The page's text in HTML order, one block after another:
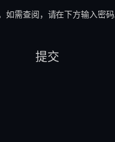
如需查阅，请在下方输入密码